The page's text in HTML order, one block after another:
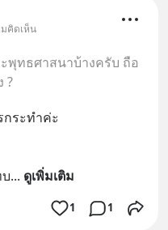
มคิดเห็น
พุทธศาสนาบ้างครับ ถือ
?
ระทำค่ะ
... ดูเพิ่มเติม
1 1